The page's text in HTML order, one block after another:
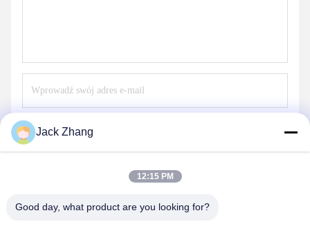
Jack Zhang
12:15 PM
Good day, what product are you looking for?